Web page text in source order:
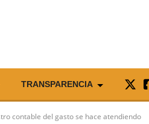
TRANSPARENCIA
contable del gasto se hace atendiendo